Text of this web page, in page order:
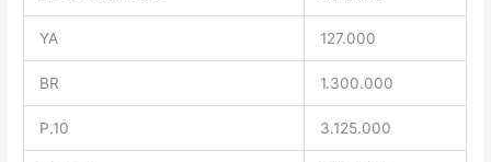
YA 127.000
BR 1.300.000
P.10 3.125.000